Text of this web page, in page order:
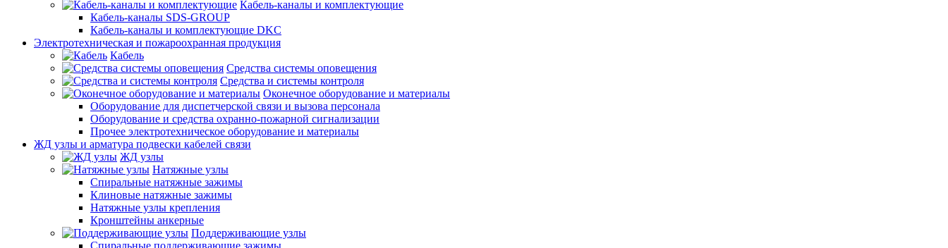
Кабель-каналы и комплектующие
Кабель-каналы SDS-GROUP
Кабель-каналы и комплектующие DKC
Электротехническая и пожароохранная продукция
Кабель
Средства системы оповещения
Средства и системы контроля
Оконечное оборудование и материалы
Оборудование для диспетчерской связи и вызова персонала
Оборудование и средства охранно-пожарной сигнализации
Прочее электротехническое оборудование и материалы
ЖД узлы и арматура подвески кабелей связи
ЖД узлы
Натяжные узлы
Спиральные натяжные зажимы
Клиновые натяжные зажимы
Натяжные узлы крепления
Кронштейны анкерные
Поддерживающие узлы
Спиральные поддерживающие зажимы